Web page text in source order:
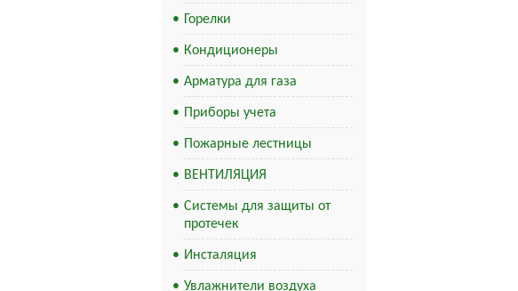
Горелки
Кондиционеры
Арматура для газа
Приборы учета
Пожарные лестницы
ВЕНТИЛЯЦИЯ
Системы для защиты от
протечек
Инсталяция
Увлажнители воздуха